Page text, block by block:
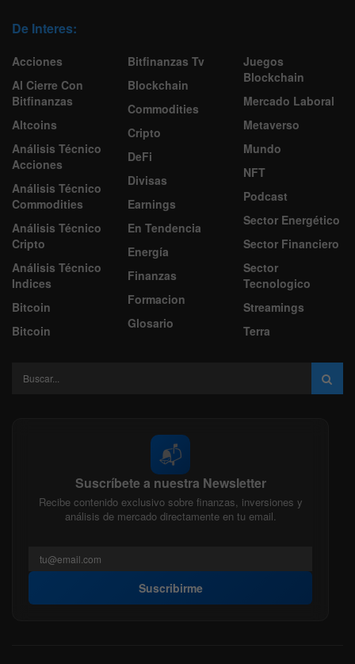
De Interes:
Acciones
Al Cierre Con
Bitfinanzas
Altcoins
Análisis Técnico
Acciones
Análisis Técnico
Commodities
Análisis Técnico
Cripto
Análisis Técnico
Indices
Bitcoin
Bitcoin
Bitfinanzas Tv
Blockchain
Commodities
Cripto
DeFi
Divisas
Earnings
En Tendencia
Energía
Finanzas
Formacion
Glosario
Juegos
Blockchain
Mercado Laboral
Metaverso
Mundo
NFT
Podcast
Sector Energético
Sector Financiero
Sector
Tecnologico
Streamings
Terra
📬
Suscríbete a nuestra Newsletter
Recibe contenido exclusivo sobre finanzas, inversiones y
análisis de mercado directamente en tu email.
Suscribirme